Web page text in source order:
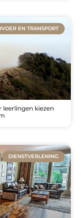
EN TRANSPORT
leerlingen kiezen
DIENSTVERLENING